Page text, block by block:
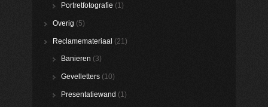
Portretfotografie (1)
Overig (5)
Reclamemateriaal (21)
Banieren (3)
Gevelletters (10)
Presentatiewand (1)